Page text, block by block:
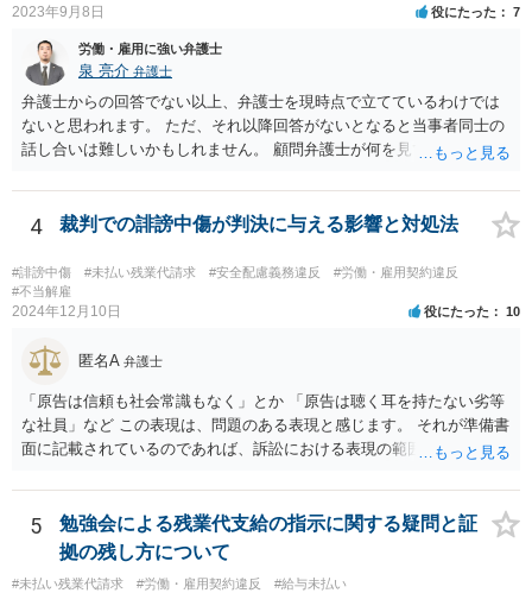
2023年9月8日 役にたった 7
労働・雇用に強い弁護士
泉 亮介 弁護士
弁護士からの回答でない以上、弁護士を現時点で立てているわけでは
ないと思われます。 ただ、それ以降回答がないとなると当事者同士の
話し合いは難しいかもしれません。 顧問弁護士が何を見て判断したの
で、どの程度の事実を顧問弁護士が把握しているかも不明です。 有休
消化の話がないのであれば、退職手続きだけを見れば問題がなかった
4 裁判での誹謗中傷が判決に与える影響と対処法
#誹謗中傷 #未払い残業代請求 #安全配慮義務違反
#労働・雇用契約違反
#不当解雇
2024年12月10日 役にたった 10
匿名A 弁護士
「原告は信頼も社会常識もなく」とか 「原告は聴く耳を持たない劣等
な社員」など この表現は、問題のある表現と感じます。 それが準備書
面に記載されているのであれば、訴訟における表現の範囲を超えてい
5
勉強会による残業代支給の指示に関する疑問と証
拠の残し方について
#未払い残業代請求 #労働・雇用契約違反 #給与未払い